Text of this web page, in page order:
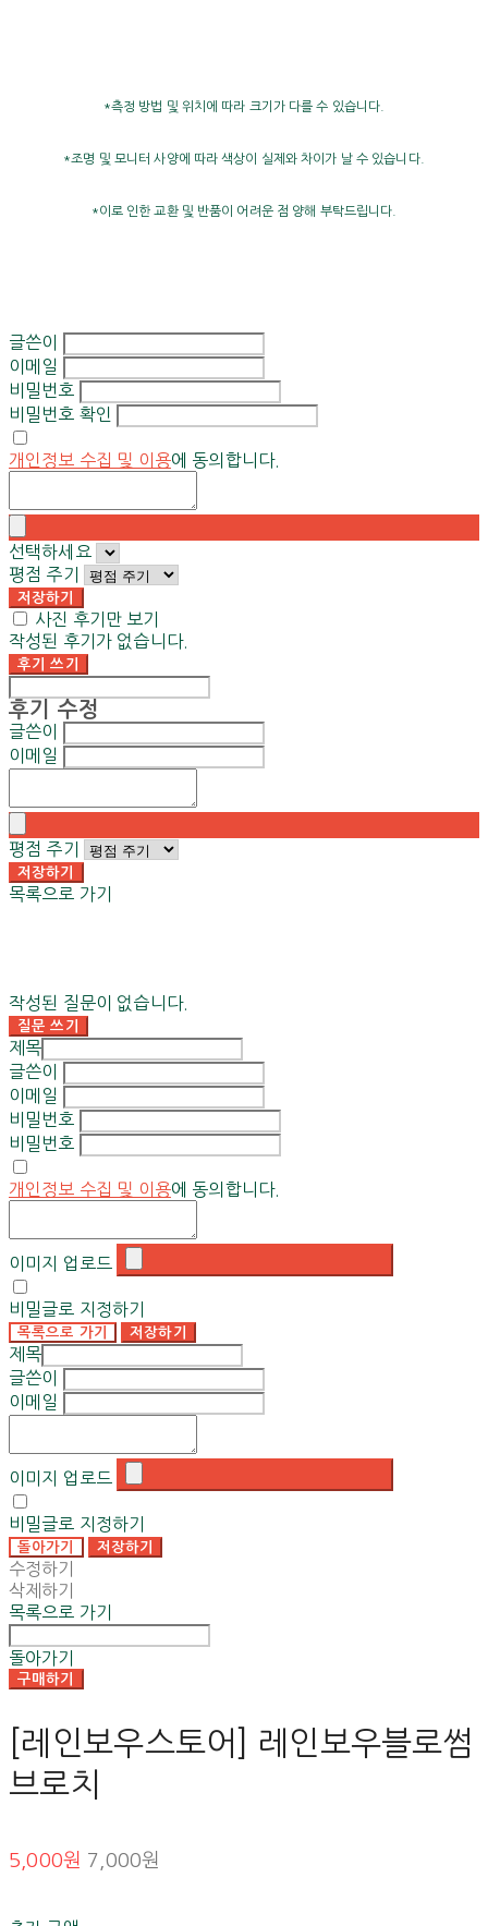
*측정 방법 및 위치에 따라 크기가 다를 수 있습니다.
*조명 및 모니터 사양에 따라 색상이 실제와 차이가 날 수 있습니다.
*이로 인한 교환 및 반품이 어려운 점 양해 부탁드립니다.
글쓴이
이메일
비밀번호
비밀번호 확인
개인정보 수집 및 이용에 동의합니다.
선택하세요
평점 주기
저장하기
사진 후기만 보기
작성된 후기가 없습니다.
후기 쓰기
후기 수정
글쓴이
이메일
평점 주기
저장하기
목록으로 가기
작성된 질문이 없습니다.
질문 쓰기
제목
글쓴이
이메일
비밀번호
비밀번호
개인정보 수집 및 이용에 동의합니다.
이미지 업로드
비밀글로 지정하기
목록으로 가기 저장하기
제목
글쓴이
이메일
이미지 업로드
비밀글로 지정하기
돌아가기 저장하기
수정하기
삭제하기
목록으로 가기
돌아가기
구매하기
[레인보우스토어] 레인보우블로썸
브로치
5,000원 7,000원